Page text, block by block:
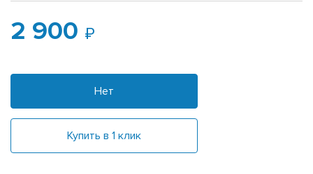
2 900
Нет
Купить в 1 клик